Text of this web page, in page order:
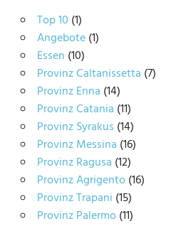
Top 10 (1)
Angebote(1)
Essen (10)
Provinz Caltanissetta (7)
Provinz Enna (14)
Provinz Catania (11)
Provinz Syrakus (14)
Provinz Messina (16)
Provinz Ragusa (12)
Provinz Agrigento(16)
Provinz Trapani (15)
Provinz Palermo(11)